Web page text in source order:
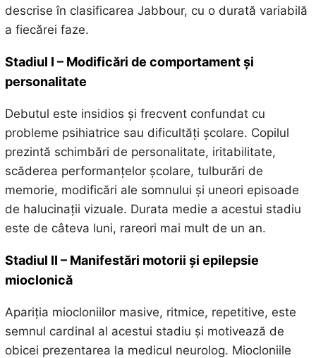
descrise în clasificarea Jabbour, cu o durată variabilă
a fiecărei faze.
Stadiul I – Modificări de comportament și
personalitate
Debutul este insidios și frecvent confundat cu
probleme psihiatrice sau dificultăți școlare. Copilul
prezintă schimbări de personalitate, iritabilitate,
scăderea performanțelor școlare, tulburări de
memorie, modificări ale somnului și uneori episoade
de halucinații vizuale. Durata medie a acestui stadiu
este de câteva luni, rareori mai mult de un an.
Stadiul II – Manifestări motorii și epilepsie
mioclonică
Apariția miocloniilor masive, ritmice, repetitive, este
semnul cardinal al acestui stadiu și motivează de
obicei prezentarea la medicul neurolog. Miocloniile